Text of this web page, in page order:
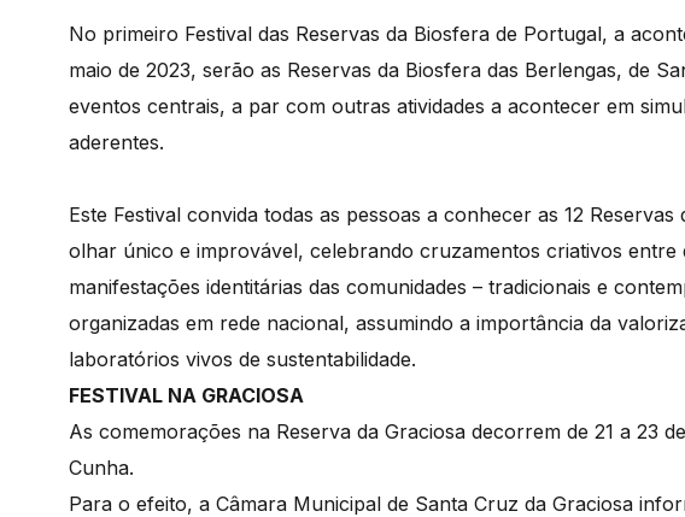
No primeiro Festival das Reservas da Biosfera de Portugal, a
maio de 2023, serão as Reservas da Biosfera das Berlengas, de
eventos centrais, a par com outras atividades a acontecer em
aderentes.
Este Festival convida todas as pessoas a conhecer as 12
olhar único e improvável, celebrando cruzamentos criativos entre
manifestações identitárias das comunidades – tradicionais e
organizadas em rede nacional, assumindo a importância da
laboratórios vivos de sustentabilidade.
FESTIVAL NA GRACIOSA
As comemorações na Reserva da Graciosa decorrem de 21 a 23
Cunha.
Para o efeito, a Câmara Municipal de Santa Cruz da Graciosa